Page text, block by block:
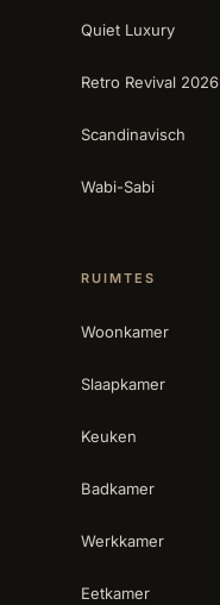
Quiet Luxury
Retro Revival 2026
Scandinavisch
Wabi-Sabi
RUIMTES
Woonkamer
Slaapkamer
Keuken
Badkamer
Werkkamer
Eetkamer